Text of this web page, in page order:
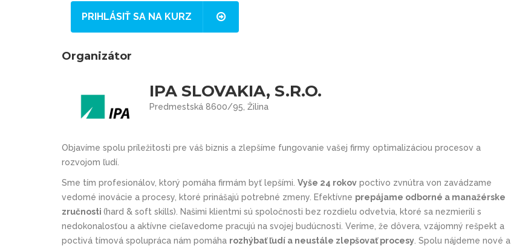
PRIHLÁSIŤ SA NA KURZ
Organizátor
IPA SLOVAKIA, S.R.O.
Predmestská 8600/95, Žilina
Objavíme spolu príležitosti pre váš biznis a zlepšíme fungovanie vašej firmy optimalizáciou procesov a
rozvojom ľudí.
Sme tím profesionálov, ktorý pomáha firmám byť lepšími. Vyše 24 rokov poctivo zvnútra von zavádzame
vedomé inovácie a procesy, ktoré prinášajú potrebné zmeny. Efektívne prepájame odborné a manažérske
zručnosti (hard & soft skills). Našimi klientmi sú spoločnosti bez rozdielu odvetvia, ktoré sa nezmierili s
nedokonalosťou a aktívne cieľavedome pracujú na svojej budúcnosti. Veríme, že dôvera, vzájomný rešpekt a
poctivá tímová spolupráca nám pomáha rozhýbať ľudí a neustále zlepšovať procesy . Spolu nájdeme nové a